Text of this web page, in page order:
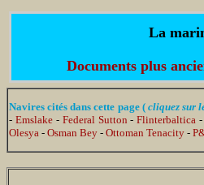
La
Documents plus
Navires cités dans cette page (cliquez sur
- Emslake- Federal Sutton -Flinterbaltica
Olesya - Osman Bey - Ottoman Tenacity -